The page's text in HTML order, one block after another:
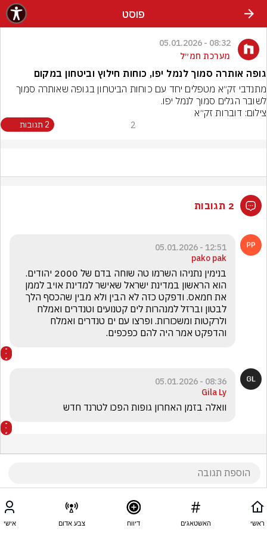
פוסט
08:32 - 05.01.2026
מערכת חמ״ל
גופה אותרה סמוך לנמל יפו, כוחות חילוץ וביטחון במקום
לשובר הגלים סמוך לנמל יפו.
צילום: דוברות זק״א
2 2 תגובות
2 תגובות
12:51 - 05.01.2026
pako pak
והדפקט אמר היה להם כפכפים.
08:36 - 05.01.2026
Gila Ly
וואלה בזמן האחרון גופות הפכו לטרנד חדש
ראשי האשטאגים דיווח צבע אדום אישי